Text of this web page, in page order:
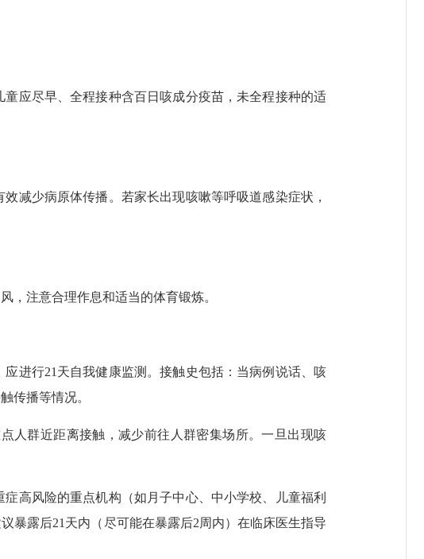
应尽早、全程接种含百日咳成分疫苗，未全程接种的适
少病原体传播。若家长出现咳嗽等呼吸道感染症状，
注意合理作息和适当的体育锻炼。
进行21天自我健康监测。接触史包括：当病例说话、咳
传播等情况。
群近距离接触，减少前往人群密集场所。一旦出现咳
高风险的重点机构（如月子中心、中小学校、儿童福利
暴露后21天内（尽可能在暴露后2周内）在临床医生指导